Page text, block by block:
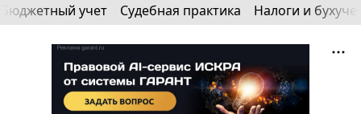
Бюджетный учет Судебная практика Налоги и